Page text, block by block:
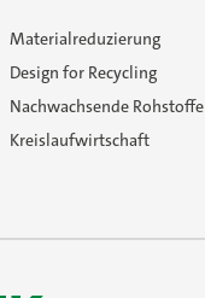
Materialreduzierung
Design for Recycling
Nachwachsende Rohstoffe
Kreislaufwirtschaft